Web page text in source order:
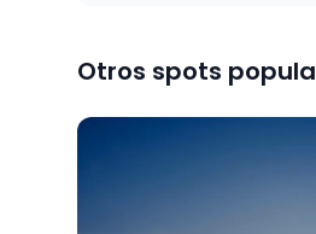
Otros spots